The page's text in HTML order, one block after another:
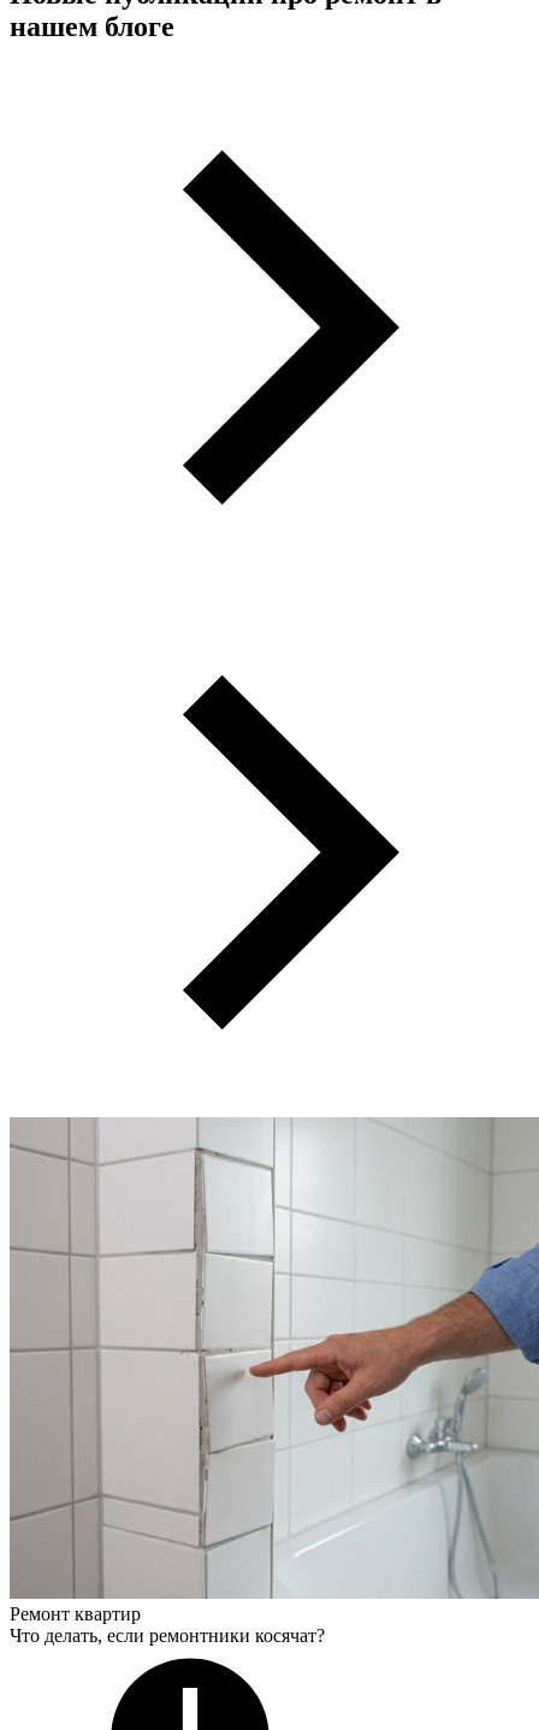
нашем блоге
Ремонт квартир
Что делать, если ремонтники косячат?